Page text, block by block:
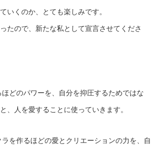
いくのか、とても楽しみです。
たので、新たな私として宣言させてくださ
どのパワーを、自分を抑圧するためではな
、人を愛することに使っていきます。
を作るほどの愛とクリエーションの力を、自